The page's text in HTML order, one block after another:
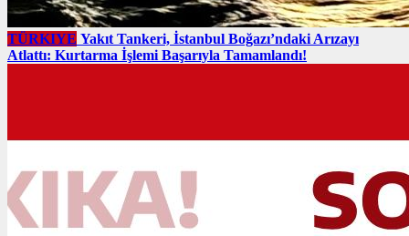
TÜRKIYE Yakıt Tankeri, İstanbul Boğazı’ndaki Arızayı
Atlattı: Kurtarma İşlemi Başarıyla Tamamlandı!